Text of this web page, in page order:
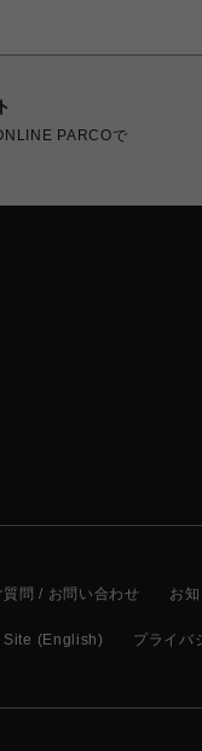
PARCOで
質問 / お問い合わせ お
Site (English) プライバ